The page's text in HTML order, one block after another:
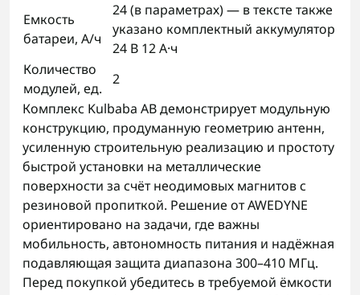
Емкость
батареи, А/ч
24 (в параметрах) — в тексте также
указано комплектный аккумулятор
24 В 12 А·ч
Количество
модулей, ед.
2
Комплекс Kulbaba AB демонстрирует модульную
конструкцию, продуманную геометрию антенн,
усиленную строительную реализацию и простоту
быстрой установки на металлические
поверхности за счёт неодимовых магнитов с
резиновой пропиткой. Решение от AWEDYNE
ориентировано на задачи, где важны
мобильность, автономность питания и надёжная
подавляющая защита диапазона 300–410 МГц.
Перед покупкой убедитесь в требуемой ёмкости